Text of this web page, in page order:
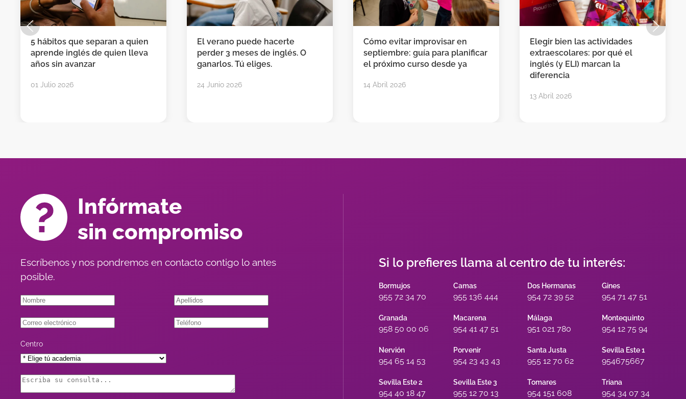
5 hábitos que separan a quien
aprende inglés de quien lleva
años sin avanzar
01 Julio 2026
El verano puede hacerte
perder 3 meses de inglés. O
ganarlos. Tú eliges.
24 Junio 2026
Cómo evitar improvisar en
septiembre: guía para planificar
el próximo curso desde ya
14 Abril 2026
Elegir bien las actividades
extraescolares: por qué el
inglés (y ELI) marcan la
diferencia
13 Abril 2026
Infórmate
sin compromiso
Escríbenos y nos pondremos en contacto contigo lo antes
posible.
Centro
Si lo prefieres llama al centro de tu interés:
Bormujos
955 72 34 70
Camas
955 136 444
Dos Hermanas
954 72 39 52
Gines
954 71 47 51
Granada
958 50 00 06
Macarena
954 41 47 51
Málaga
951 021 780
Montequinto
954 12 75 94
Nervión
954 65 14 53
Porvenir
954 23 43 43
Santa Justa
955 12 70 62
Sevilla Este 1
954675667
Sevilla Este 2
954 40 18 47
Sevilla Este 3
955 12 70 13
Tomares
954 151 608
Triana
954 34 07 34